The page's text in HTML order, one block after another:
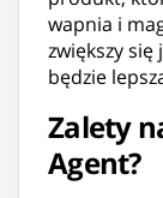
wapnia i
zwiększy się
będzie
Zalety
Agent?